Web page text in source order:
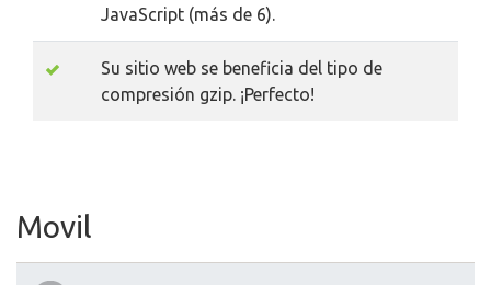
JavaScript (más de 6).
Su sitio web se beneficia del tipo de
compresión gzip. ¡Perfecto!
Movil